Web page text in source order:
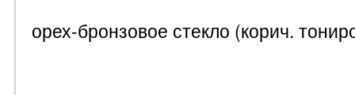
орех-бронзовое стекло (корич.